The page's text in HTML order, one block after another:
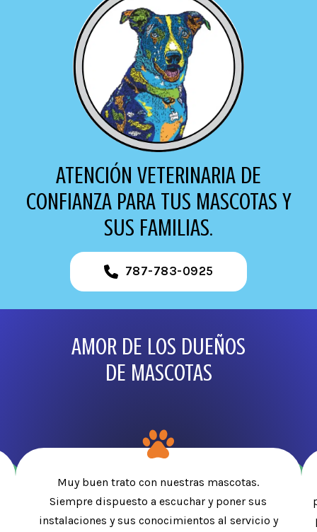
ATENCIÓN VETERINARIA DE
CONFIANZA PARA TUS MASCOTAS Y
SUS FAMILIAS.
787-783-0925
AMOR DE LOS DUEÑOS
DE MASCOTAS
Muy buen trato con nuestras mascotas.
Siempre dispuesto a escuchar y poner sus
instalaciones y sus conocimientos al servicio y